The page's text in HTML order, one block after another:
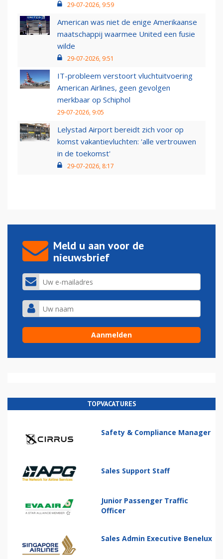
29-07-2026, 9:59
American was niet de enige Amerikaanse
maatschappij waarmee United een fusie
wilde
29-07-2026, 9:51
IT-probleem verstoort vluchtuitvoering
American Airlines, geen gevolgen
merkbaar op Schiphol
29-07-2026, 9:05
Lelystad Airport bereidt zich voor op
komst vakantievluchten: 'alle vertrouwen
in de toekomst'
29-07-2026, 8:17
Meld u aan voor de
nieuwsbrief
TOPVACATURES
Safety & Compliance Manager
Sales Support Staff
Junior Passenger Traffic
Officer
Sales Admin Executive Benelux